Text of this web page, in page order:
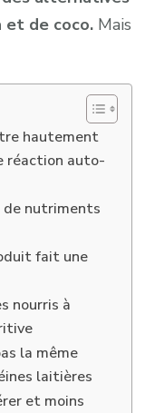
choses
et de coco. Mais
hautement
réaction auto-
nutriments
fait une
nourris à
la même
laitières
et moins